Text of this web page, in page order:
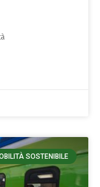
SOSTENIBILE